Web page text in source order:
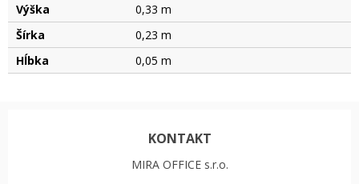
Výška
0,33 m
Šírka
0,23 m
Hĺbka
0,05 m
KONTAKT
MIRA OFFICE s.r.o.